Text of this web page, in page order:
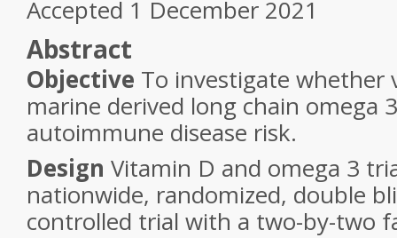
Accepted 1 December 2021
Abstract
Objective To investigate whether
marine derived long chain omega
autoimmune disease risk.
Design Vitamin D and omega 3
nationwide, randomized, double
controlled trial with a two-by-two